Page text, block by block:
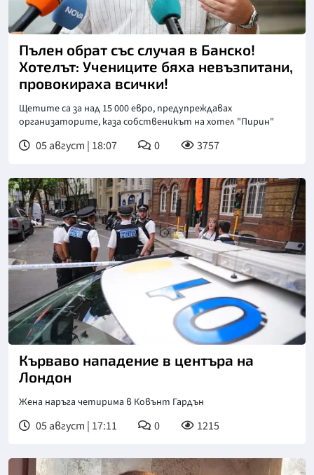
Снимка: БТА
Пълен обрат със случая в Банско!
Хотелът: Учениците бяха невъзпитани,
провокираха всички!
Щетите са за над 15 000 евро, предупреждавах
организаторите, каза собственикът на хотел "Пирин"
05 август | 18:07 0 3757
Кърваво нападение в центъра на
Лондон
Жена наръга четирима в Ковънт Гардън
05 август | 17:11 0 1215